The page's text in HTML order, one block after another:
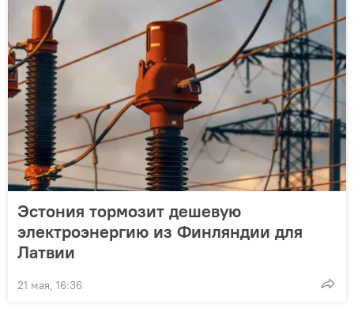
Эстония тормозит дешевую
электроэнергию из Финляндии для
Латвии
21 мая, 16:36